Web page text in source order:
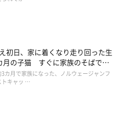
初日、家に着くなり走り回った生
月の子猫 すぐに家族のそばで落
姿に「迎えてよかった」
3カ月で家族になった、ノルウェージャンフ
トキャッ …